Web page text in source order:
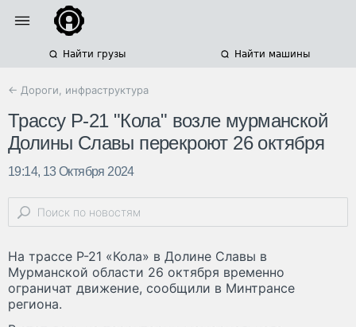
Найти грузы Найти машины
← Дороги, инфраструктура
Трассу Р-21 "Кола" возле мурманской
Долины Славы перекроют 26 октября
19:14, 13 Октября 2024
На трассе Р-21 «Кола» в Долине Славы в
Мурманской области 26 октября временно
ограничат движение, сообщили в Минтрансе
региона.